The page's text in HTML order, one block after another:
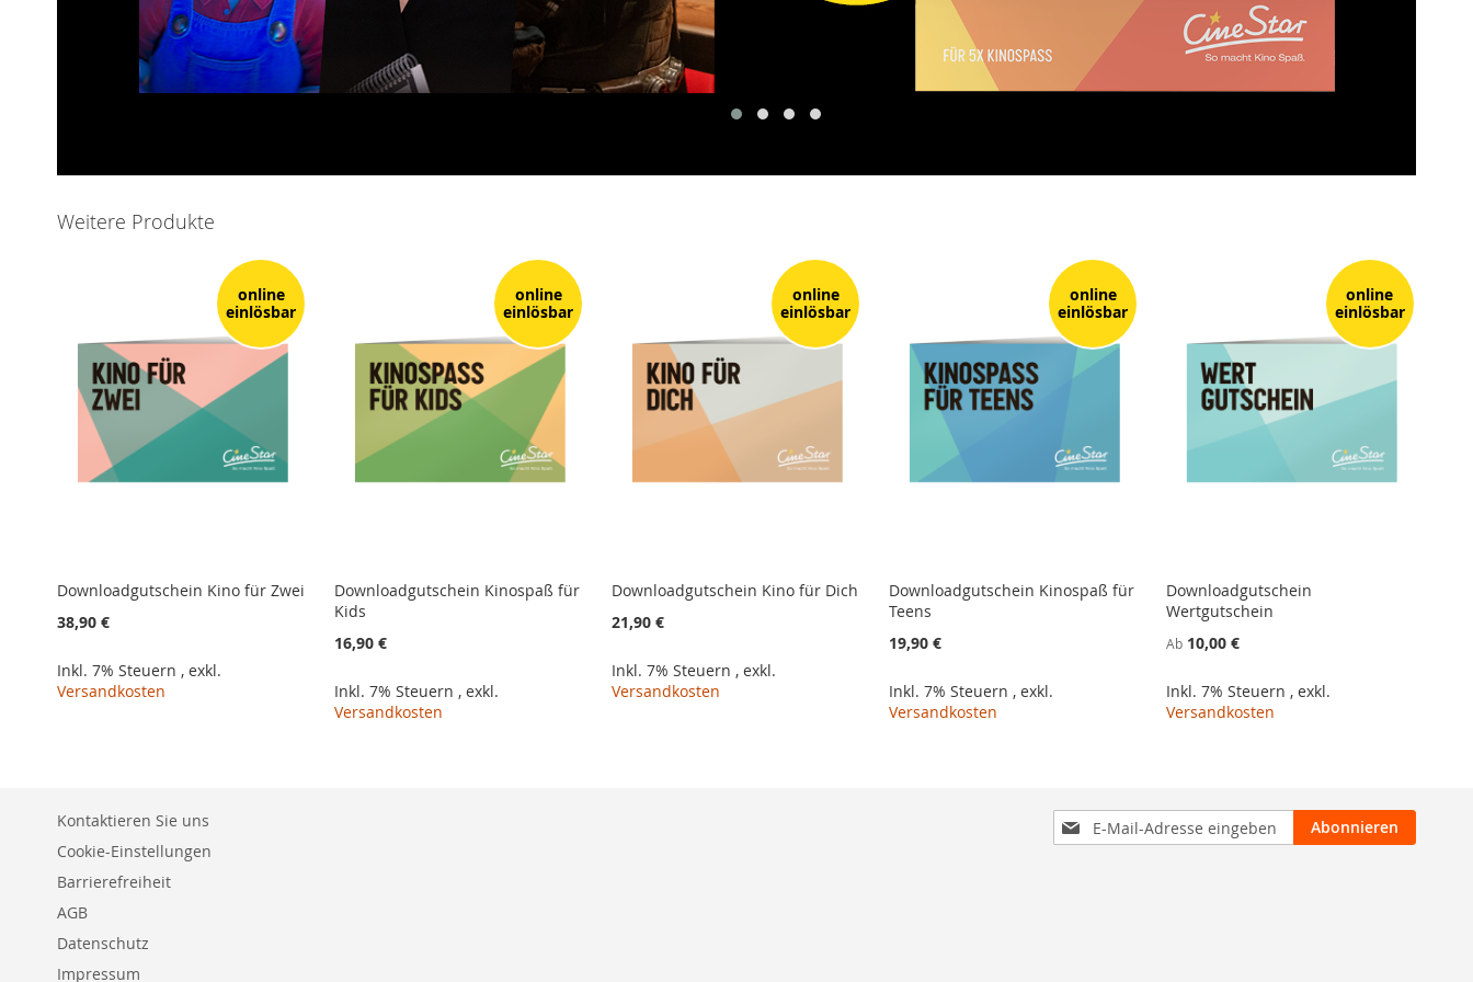
Weitere Produkte
Downloadgutschein Kino für Zwei
38,90 €
Inkl. 7% Steuern , exkl.
Versandkosten
HINZUFÜGEN
Downloadgutschein Kinospaß für
Kids
16,90 €
Inkl. 7% Steuern , exkl.
Versandkosten
VERGLEICHSLISTE
HINZUFÜGEN
Downloadgutschein Kino für Dich
21,90 €
Inkl. 7% Steuern , exkl.
Versandkosten
HINZUFÜGEN
Downloadgutschein Kinospaß für
Teens
19,90 €
Inkl. 7% Steuern , exkl.
Versandkosten
VERGLEICHSLISTE
HINZUFÜGEN
Downloadgutschein
Wertgutschein
Ab 10,00 €
Inkl. 7% Steuern , exkl.
Versandkosten
VERGLEICHSLISTE
HINZUFÜGEN
Anmeldung
zum
Abonnieren
Kontaktieren Sie uns
Cookie-Einstellungen
Barrierefreiheit
AGB
Datenschutz
Impressum